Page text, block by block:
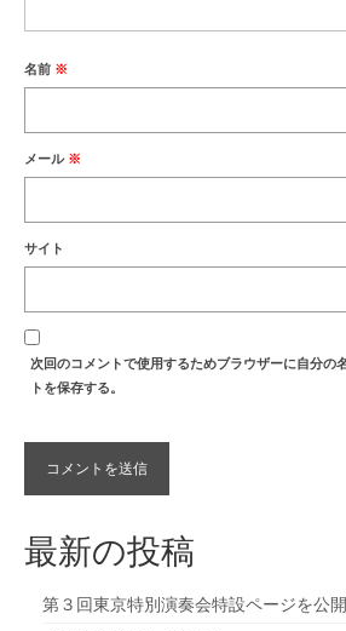
名前 ※
メール ※
サイト
次回のコメントで使用するためブラウザーに自分の
トを保存する。
最新の投稿
第３回東京特別演奏会特設ページを公